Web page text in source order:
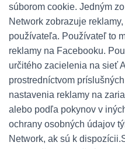
súborom cookie. Jedným
Network zobrazuje
používateľa. Používateľ to
reklamy na Facebooku.
určitého zacielenia na sieť
prostredníctvom
nastavenia reklamy na
alebo podľa pokynov v
ochrany osobných údajov
Network, ak sú k dispozícii.